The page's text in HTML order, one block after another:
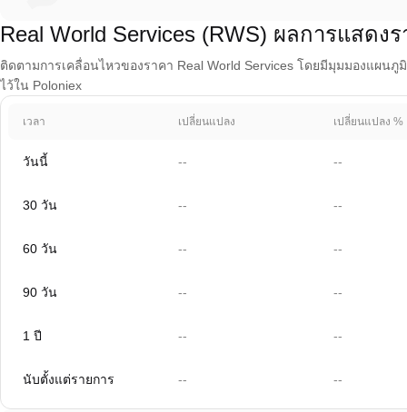
Real World Services (RWS) ผลการแสดง
ติดตามการเคลื่อนไหวของราคา Real World Services โดยมีมุมมองแผน
ไว้ใน Poloniex
เวลา เปลี่ยนแปลง เปลี่ยนแปลง %
วันนี้ -- --
30 วัน -- --
60 วัน -- --
90 วัน -- --
1 ปี -- --
นับตั้งแต่รายการ -- --